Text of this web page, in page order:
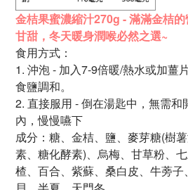
金桔果蜜濃縮汁270g - 滿滿金桔的
甘甜， 冬天暖身潤喉必然之選~
食用方式：
1. 沖泡 - 加入7-9倍暖/熱水或加薑
食鹽調和。
2. 直接服用 - 倒在湯匙中，無需和
內，慢慢嚥下
成分：糖、金桔、鹽、麥芽糖(樹
素、 糖化酵素)、烏梅、甘草粉、
楂、 百合、紫蘇、桑白皮、 牛蒡子